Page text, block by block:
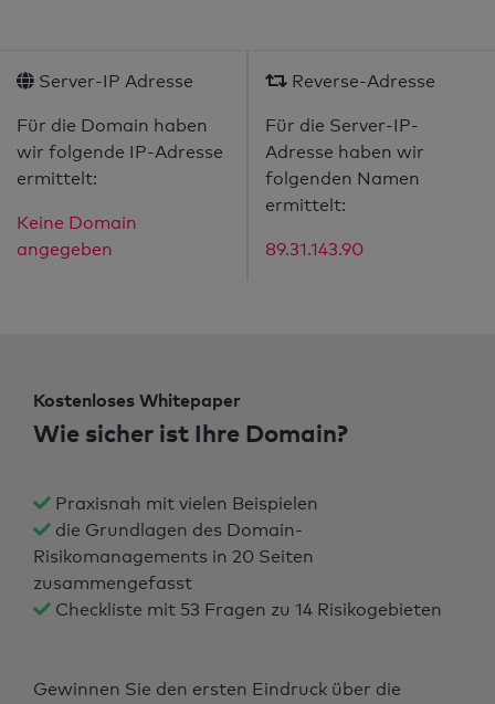
Server-IP Adresse
Für die Domain haben
wir folgende IP-Adresse
ermittelt:
Keine Domain
angegeben
Reverse-Adresse
Für die Server-IP-
Adresse haben wir
folgenden Namen
ermittelt:
89.31.143.90
Kostenloses Whitepaper
Wie sicher ist Ihre Domain?
Praxisnah mit vielen Beispielen
die Grundlagen des Domain-
Risikomanagements in 20 Seiten
zusammengefasst
Checkliste mit 53 Fragen zu 14 Risikogebieten
Gewinnen Sie den ersten Eindruck über die